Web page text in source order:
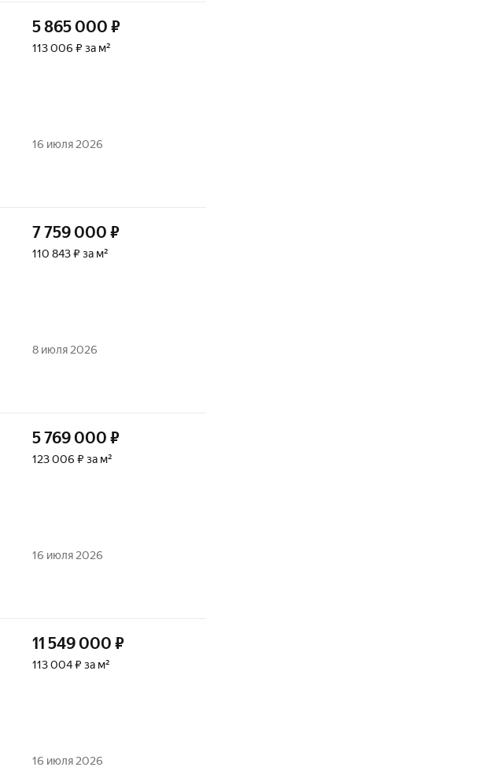
5 865 000 ₽
113 006 ₽ за м²
16 июля 2026
7 759 000 ₽
110 843 ₽ за м²
8 июля 2026
5 769 000 ₽
123 006 ₽ за м²
16 июля 2026
11 549 000 ₽
113 004 ₽ за м²
16 июля 2026